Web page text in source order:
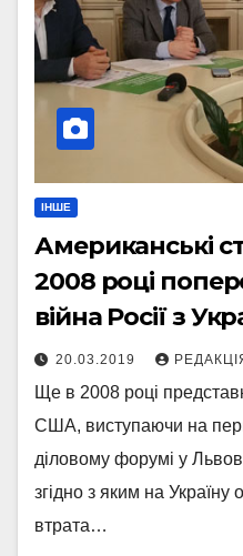
ІНШЕ
Американські
2008 році
війна Росії з
20.03.2019
Ще в 2008 році
США, виступаючи на
діловому форумі у
згідно з яким на Україну
втрата…